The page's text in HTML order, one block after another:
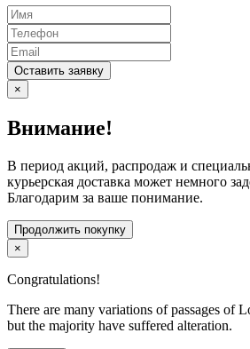
Оставить заявку
×
Внимание!
В период акций, распродаж и
курьерская доставка может немного
Благодарим за ваше понимание.
Продолжить покупку
×
Congratulations!
There are many variations of passages of
but the majority have suffered alteration.